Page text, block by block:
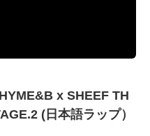
x SHEEF TH
(日本語ラップ）